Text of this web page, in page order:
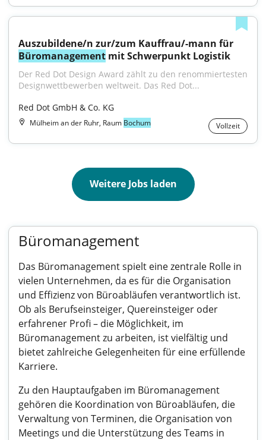
Büromanagement mit Schwerpunkt Logistik
Der Red Dot Design Award zählt zu den renommiertesten
Designwettbewerben weltweit. Das Red Dot...
Red Dot GmbH & Co. KG
Mülheim an der Ruhr, Raum Bochum Vollzeit
Weitere Jobs laden
Büromanagement
Das Büromanagement spielt eine zentrale Rolle in
vielen Unternehmen, da es für die Organisation
und Effizienz von Büroabläufen verantwortlich ist.
Ob als Berufseinsteiger, Quereinsteiger oder
erfahrener Profi – die Möglichkeit, im
Büromanagement zu arbeiten, ist vielfältig und
bietet zahlreiche Gelegenheiten für eine erfüllende
Karriere.
Zu den Hauptaufgaben im Büromanagement
gehören die Koordination von Büroabläufen, die
Verwaltung von Terminen, die Organisation von
Meetings und die Unterstützung des Teams in